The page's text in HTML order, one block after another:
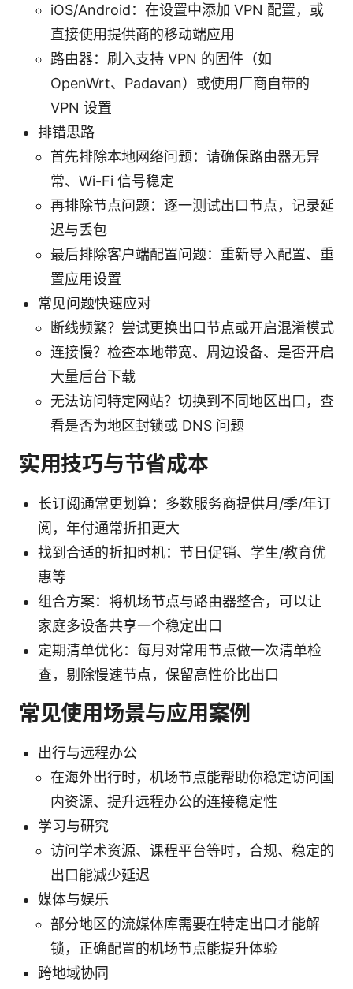
iOS/Android：在设置中添加 VPN 配置，或
直接使用提供商的移动端应用
路由器：刷入支持 VPN 的固件（如
OpenWrt、Padavan）或使用厂商自带的
VPN 设置
排错思路
首先排除本地网络问题：请确保路由器无异
常、Wi-Fi 信号稳定
再排除节点问题：逐一测试出口节点，记录延
迟与丢包
最后排除客户端配置问题：重新导入配置、重
置应用设置
常见问题快速应对
断线频繁？尝试更换出口节点或开启混淆模式
连接慢？检查本地带宽、周边设备、是否开启
大量后台下载
无法访问特定网站？切换到不同地区出口，查
看是否为地区封锁或 DNS 问题
实用技巧与节省成本
长订阅通常更划算：多数服务商提供月/季/年订
阅，年付通常折扣更大
找到合适的折扣时机：节日促销、学生/教育优
惠等
组合方案：将机场节点与路由器整合，可以让
家庭多设备共享一个稳定出口
定期清单优化：每月对常用节点做一次清单检
查，剔除慢速节点，保留高性价比出口
常见使用场景与应用案例
出行与远程办公
在海外出行时，机场节点能帮助你稳定访问国
内资源、提升远程办公的连接稳定性
学习与研究
访问学术资源、课程平台等时，合规、稳定的
出口能减少延迟
媒体与娱乐
部分地区的流媒体库需要在特定出口才能解
锁，正确配置的机场节点能提升体验
跨地域协同